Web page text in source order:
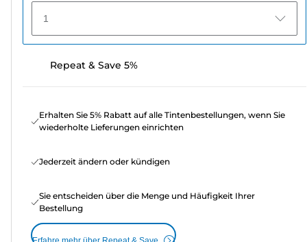
1
Repeat & Save 5%
Erhalten Sie 5% Rabatt auf alle Tintenbestellungen, wenn Sie
wiederholte Lieferungen einrichten
Jederzeit ändern oder kündigen
Sie entscheiden über die Menge und Häufigkeit Ihrer
Bestellung